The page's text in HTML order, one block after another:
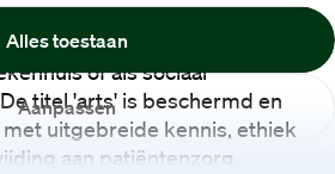
Aanpassen
Alles toestaan
en voorkomen van
Ze kunnen werken in
of als sociaal
titel 'arts' is beschermd en
uitgebreide kennis, ethiek
aan patiëntenzorg.